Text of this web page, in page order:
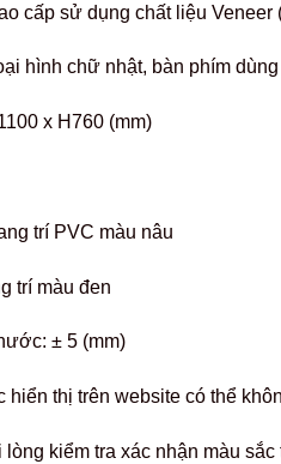
cấp sử dụng chất liệu
hình chữ nhật, bàn phím
x H760 (mm)
trí PVC màu nâu
trí màu đen
± 5 (mm)
hiển thị trên website có thể
lòng kiểm tra xác nhận màu